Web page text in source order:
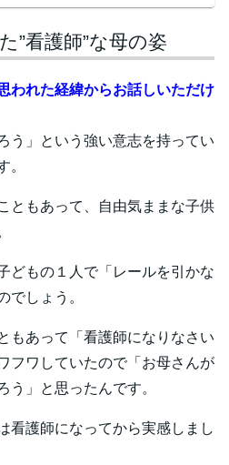
”看護師”な母の姿
われた経緯からお話しいただけ
う」という強い意志を持ってい
。
ともあって、自由気ままな子供
どもの１人で「レールを引かな
でしょう。
もあって「看護師になりなさい
フワしていたので「お母さんが
う」と思ったんです。
看護師になってから実感しまし